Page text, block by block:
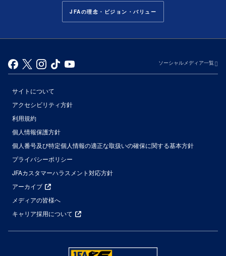
JFAの理念・ビジョン・バリュー
ソーシャルメディア一覧
サイトについて
アクセシビリティ方針
利用規約
個人情報保護方針
個人番号及び特定個人情報の適正な取扱いの確保に関する基本方針
プライバシーポリシー
JFAカスタマーハラスメント対応方針
アーカイブ
メディアの皆様へ
キャリア採用について